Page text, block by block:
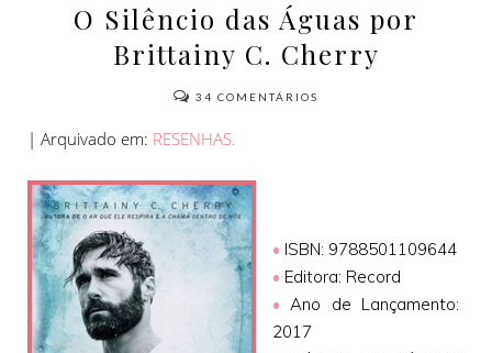
O Silêncio das Águas por
Brittainy C. Cherry
34 COMENTÁRIOS
| Arquivado em: RESENHAS.
• ISBN: 9788501109644
• Editora: Record
• Ano de Lançamento:
2017